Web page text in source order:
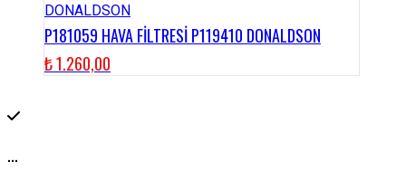
P181059 HAVA FİLTRESİ P119410 DONALDSON
₺1.260,00
...